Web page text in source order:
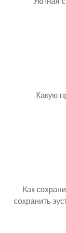
Какую
Как
сохранить